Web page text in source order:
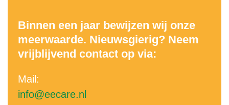
Binnen een jaar bewijzen wij onze
meerwaarde. Nieuwsgierig? Neem
vrijblijvend contact op via:
Mail:
info@eecare.nl